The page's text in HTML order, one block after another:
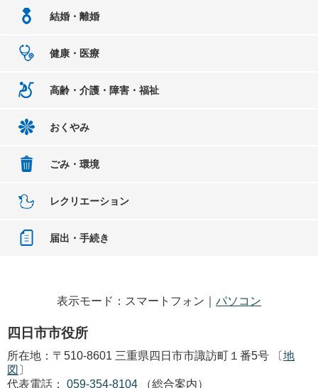
結婚・離婚
健康・医療
高齢・介護・障害・福祉
おくやみ
ごみ・環境
レクリエーション
届出・手続き
表示モード：スマートフォン｜ パソコン
四日市市役所
所在地：〒510-8601 三重県四日市市諏訪町１番5号 〔地
図 〕
代表電話：
059-354-8104 （総合案内）